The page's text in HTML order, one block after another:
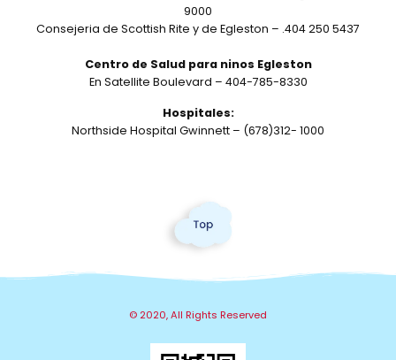
9000
Consejeria de Scottish Rite y de Egleston – .404 250 5437
Centro de Salud para ninos Egleston
En Satellite Boulevard – 404-785-8330
Hospitales:
Northside Hospital Gwinnett – (678)312- 1000
© 2020, All Rights Reserved